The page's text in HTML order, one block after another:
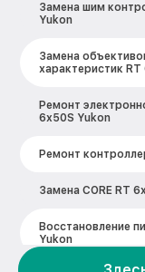
Замена шим
Yukon
Замена
характеристик
Ремонт
6x50S Yukon
Ремонт
Замена CORE RT
Восстановление
Yukon